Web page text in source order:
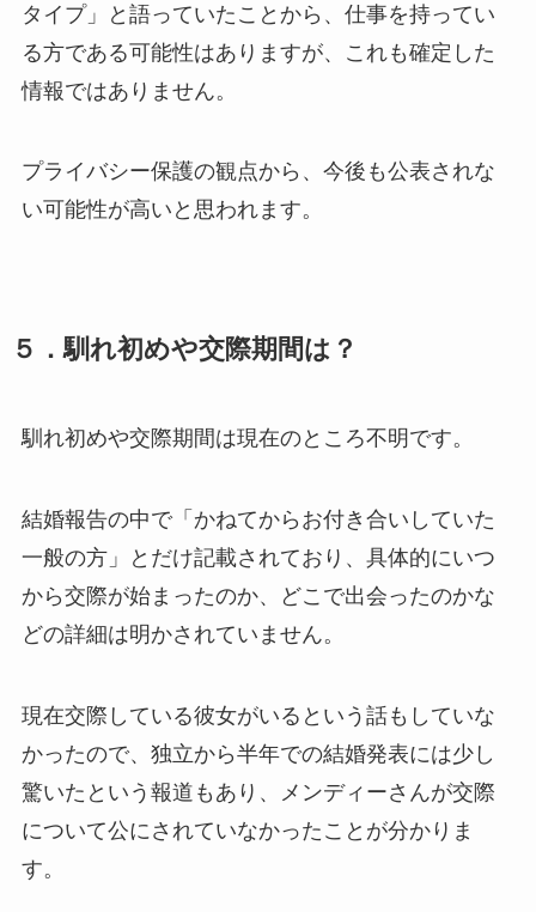
タイプ」と語っていたことから、仕事を持ってい
る方である可能性はありますが、これも確定した
情報ではありません。
プライバシー保護の観点から、今後も公表されな
い可能性が高いと思われます。
５．馴れ初めや交際期間は？
馴れ初めや交際期間は現在のところ不明です。
結婚報告の中で「かねてからお付き合いしていた
一般の方」とだけ記載されており、具体的にいつ
から交際が始まったのか、どこで出会ったのかな
どの詳細は明かされていません。
現在交際している彼女がいるという話もしていな
かったので、独立から半年での結婚発表には少し
驚いたという報道もあり、メンディーさんが交際
について公にされていなかったことが分かりま
す。